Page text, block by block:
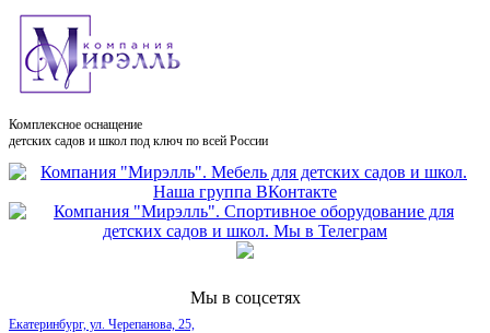
Комплексное оснащение
детских садов и школ под ключ по всей России
Мы в соцсетях
Екатеринбург, ул. Черепанова, 25,